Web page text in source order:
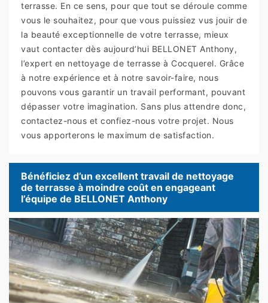
terrasse. En ce sens, pour que tout se déroule comme
vous le souhaitez, pour que vous puissiez vus jouir de
la beauté exceptionnelle de votre terrasse, mieux
vaut contacter dès aujourd’hui BELLONET Anthony,
l’expert en nettoyage de terrasse à Cocquerel. Grâce
à notre expérience et à notre savoir-faire, nous
pouvons vous garantir un travail performant, pouvant
dépasser votre imagination. Sans plus attendre donc,
contactez-nous et confiez-nous votre projet. Nous
vous apporterons le maximum de satisfaction.
Bénéficiez d’un excellent travail de nettoyage
de terrasse à moindre coût en engageant
l’équipe de BELLONET Anthony